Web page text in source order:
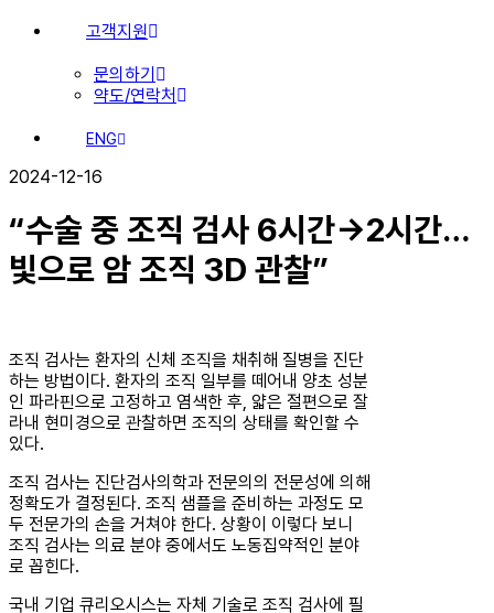
고객지원
문의하기
약도/연락처
ENG
2024-12-16
“수술 중 조직 검사 6시간→2시간…
빛으로 암 조직 3D 관찰”
조직 검사는 환자의 신체 조직을 채취해 질병을 진단
하는 방법이다. 환자의 조직 일부를 떼어내 양초 성분
인 파라핀으로 고정하고 염색한 후, 얇은 절편으로 잘
라내 현미경으로 관찰하면 조직의 상태를 확인할 수
있다.
조직 검사는 진단검사의학과 전문의의 전문성에 의해
정확도가 결정된다. 조직 샘플을 준비하는 과정도 모
두 전문가의 손을 거쳐야 한다. 상황이 이렇다 보니
조직 검사는 의료 분야 중에서도 노동집약적인 분야
로 꼽힌다.
국내 기업 큐리오시스는 자체 기술로 조직 검사에 필